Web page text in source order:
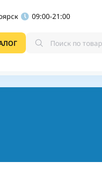
09:00-21:00